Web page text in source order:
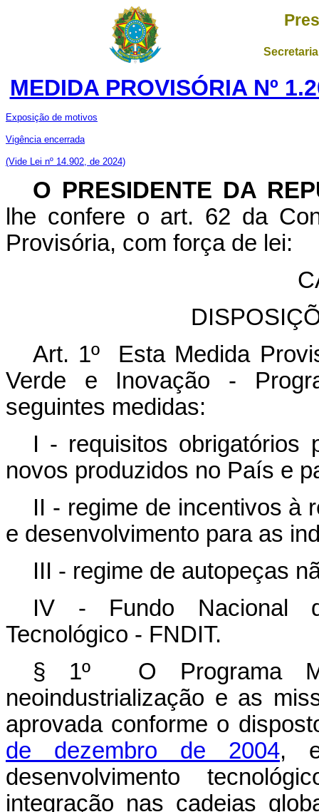
MEDIDA PROVISÓRIA Nº
Exposição de motivos
Vigência encerrada
(Vide Lei nº 14.902, de 2024)
O PRESIDENTE DA
lhe confere o art. 62 da
Provisória, com força de lei:
Art. 1º Esta Medida
Verde e Inovação -
seguintes medidas:
I - requisitos obrigatórios
novos produzidos no País e
II - regime de incentivos à
e desenvolvimento para as
III - regime de autopeças
IV - Fundo Nacional
Tecnológico - FNDIT.
§ 1º O Programa
neoindustrialização e as
aprovada conforme o
de dezembro de 2004,
desenvolvimento
integração nas cadeias